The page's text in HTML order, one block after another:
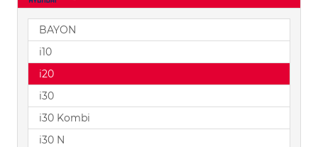
BAYON
i10
i20
i30
i30 Kombi
i30 N